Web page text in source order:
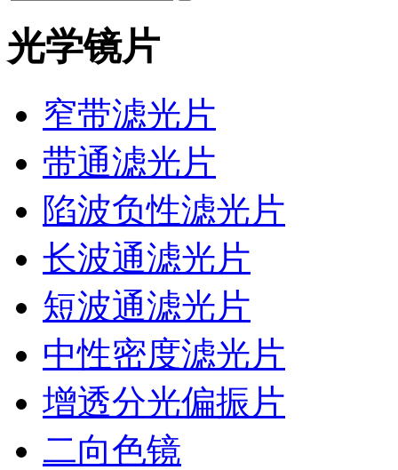
光学镜片
窄带滤光片
带通滤光片
陷波负性滤光片
长波通滤光片
短波通滤光片
中性密度滤光片
增透分光偏振片
二向色镜